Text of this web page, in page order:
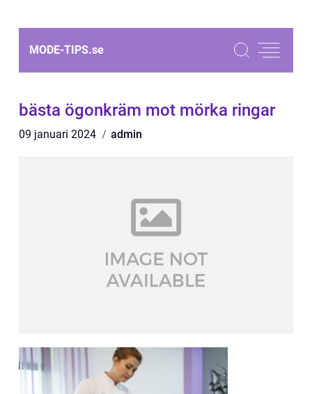
MODE-TIPS.se
bästa ögonkräm mot mörka ringar
09 januari 2024 admin